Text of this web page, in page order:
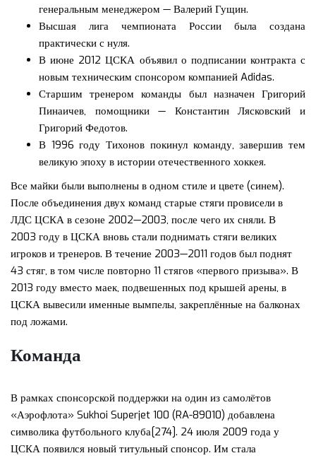
генеральным менеджером — Валерий Гущин.
Высшая лига чемпионата России была создана
практически с нуля.
В июне 2012 ЦСКА объявил о подписании контракта с
новым техническим спонсором компанией Adidas.
Старшим тренером команды был назначен Григорий
Пинаичев, помощники — Константин Лясковский и
Григорий Федотов.
В 1996 году Тихонов покинул команду, завершив тем
великую эпоху в истории отечественного хоккея.
Все майки были выполнены в одном стиле и цвете (синем).
После объединения двух команд старые стяги провисели в
ЛДС ЦСКА в сезоне 2002—2003, после чего их сняли. В
2003 году в ЦСКА вновь стали поднимать стяги великих
игроков и тренеров. В течение 2003—2011 годов был поднят
43 стяг, в том числе повторно 11 стягов «первого призыва». В
2013 году вместо маек, подвешенных под крышей арены, в
ЦСКА вывесили именные вымпелы, закреплённые на балконах
под ложами.
Команда
В рамках спонсорской поддержки на один из самолётов
«Аэрофлота» Sukhoi Superjet 100 (RA-89010) добавлена
символика футбольного клуба[274]. 24 июля 2009 года у
ЦСКА появился новый титульный спонсор. Им стала